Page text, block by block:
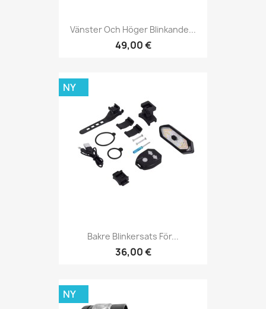
Vänster Och Höger Blinkande...
49,00 €
Bakre Blinkersats För...
36,00 €
NY
NY